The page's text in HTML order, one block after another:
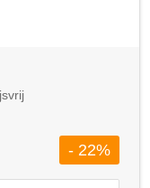
- 22%